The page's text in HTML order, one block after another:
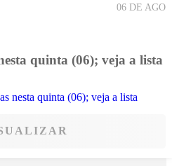
06 DE AGO
quinta (06); veja a lista